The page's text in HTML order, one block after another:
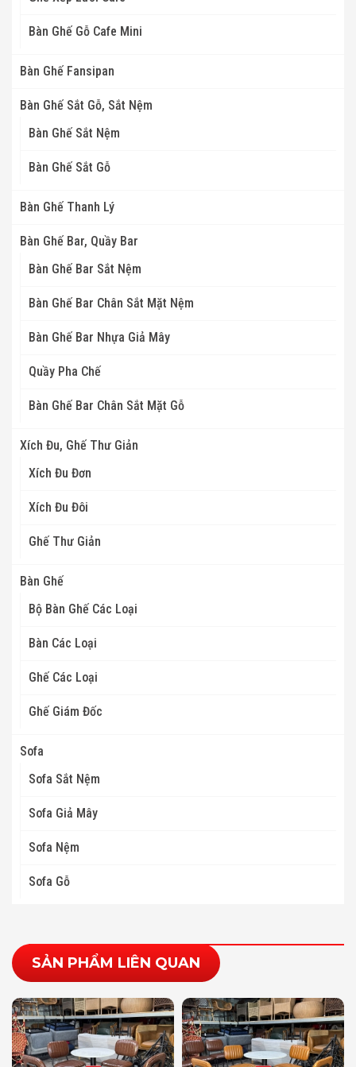
Bàn Ghế Gỗ Cafe Mini
Bàn Ghế Fansipan
Bàn Ghế Sắt Gỗ, Sắt Nệm
Bàn Ghế Sắt Nệm
Bàn Ghế Sắt Gỗ
Bàn Ghế Thanh Lý
Bàn Ghế Bar, Quầy Bar
Bàn Ghế Bar Sắt Nệm
Bàn Ghế Bar Chân Sắt Mặt Nệm
Bàn Ghế Bar Nhựa Giả Mây
Quầy Pha Chế
Bàn Ghế Bar Chân Sắt Mặt Gỗ
Xích Đu, Ghế Thư Giản
Xích Đu Đơn
Xích Đu Đôi
Ghế Thư Giản
Bàn Ghế
Bộ Bàn Ghế Các Loại
Bàn Các Loại
Ghế Các Loại
Ghế Giám Đốc
Sofa
Sofa Sắt Nệm
Sofa Giả Mây
Sofa Nệm
Sofa Gỗ
SẢN PHẨM LIÊN QUAN